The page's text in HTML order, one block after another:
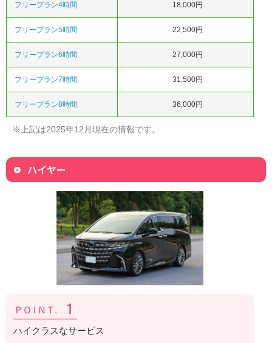
フリープラン4時間
フリープラン5時間
フリープラン6時間
フリープラン7時間
フリープラン8時間
18,000円
22,500円
27,000円
31,500円
36,000円
※上記は2025年12月現在の情報です。
ハイヤー
ハイクラスなサービス